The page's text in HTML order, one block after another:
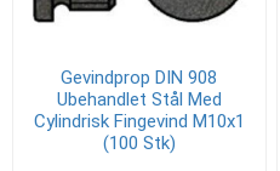
Gevindprop DIN 908
Ubehandlet Stål Med
Cylindrisk Fingevind M10x1
(100 Stk)